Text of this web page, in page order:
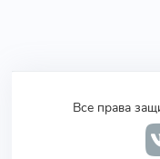
Все права